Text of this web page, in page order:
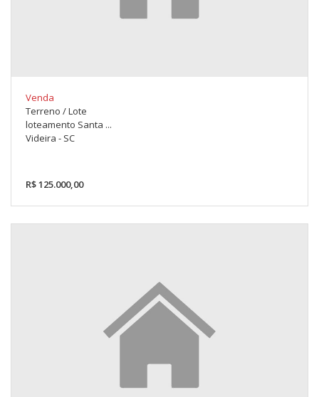
Venda
Terreno / Lote
loteamento Santa ...
Videira - SC
R$ 125.000,00